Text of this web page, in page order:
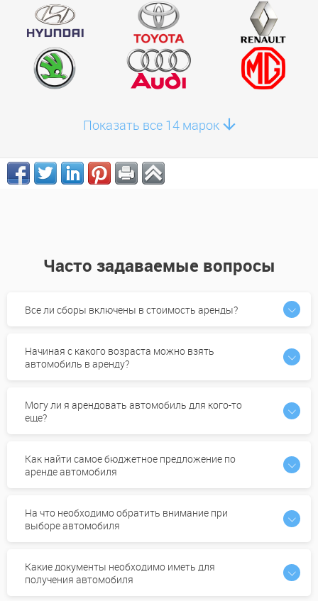
Показать все 14 марок
Часто задаваемые вопросы
Все ли сборы включены в стоимость аренды?
Начиная с какого возраста можно взять
автомобиль в аренду?
Могу ли я арендовать автомобиль для кого-то
еще?
Как найти самое бюджетное предложение по
аренде автомобиля
На что необходимо обратить внимание при
выборе автомобиля
Какие документы необходимо иметь для
получения автомобиля